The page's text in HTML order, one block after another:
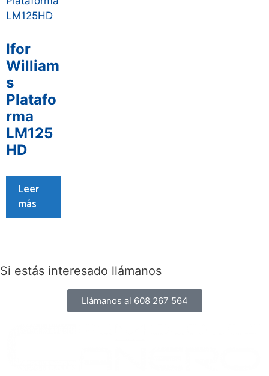
Ifor
William
s
Platafo
rma
LM125
HD
Leer
más
Si estás interesado llámanos
Llámanos al 608 267 564